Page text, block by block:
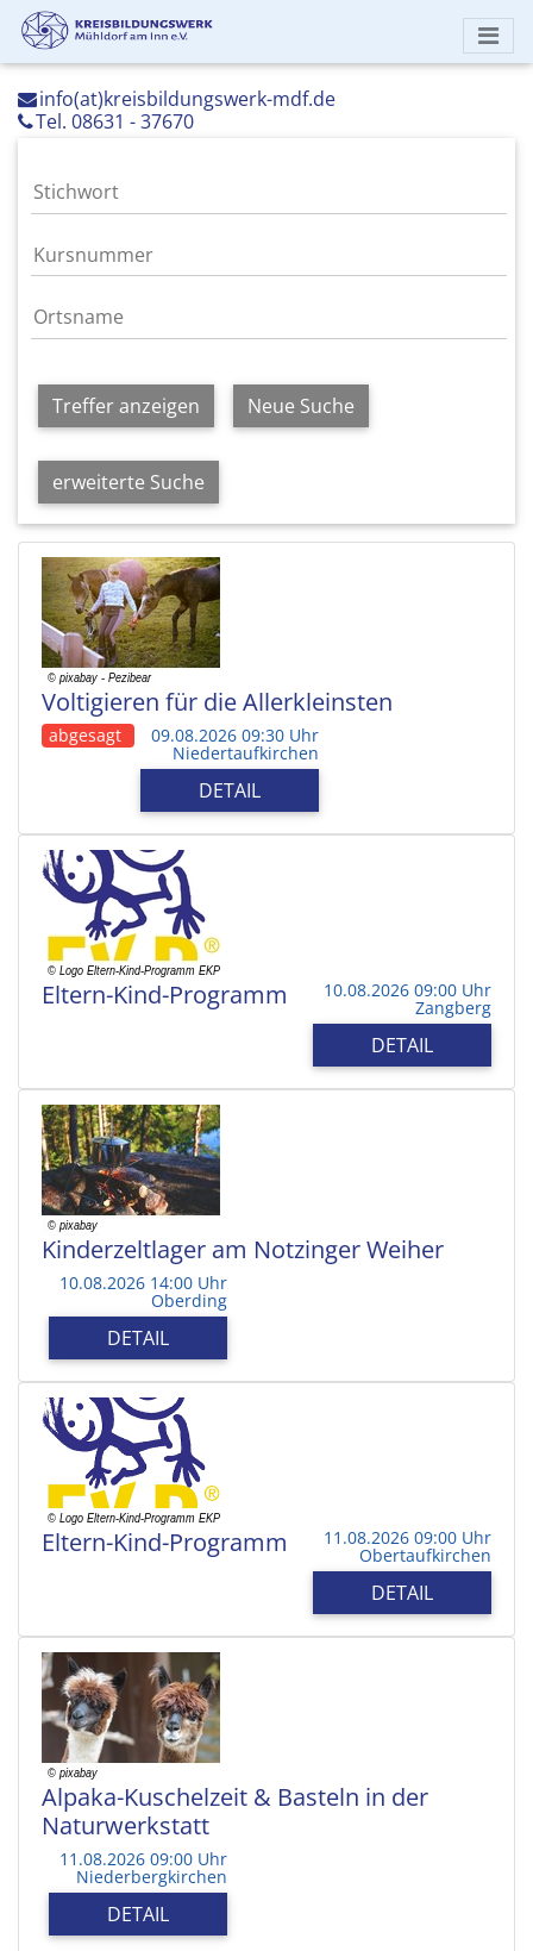
info(at)kreisbildungswerk-mdf.de
Tel. 08631 - 37670
Treffer anzeigen Neue Suche
erweiterte Suche
Voltigieren für die Allerkleinsten
abgesagt 09.08.2026 09:30 Uhr
Niedertaufkirchen
DETAIL
Eltern-Kind-Programm 10.08.2026 09:00 Uhr
Zangberg
DETAIL
Kinderzeltlager am Notzinger Weiher
10.08.2026 14:00 Uhr
Oberding
DETAIL
Eltern-Kind-Programm 11.08.2026 09:00 Uhr
Obertaufkirchen
DETAIL
Alpaka-Kuschelzeit & Basteln in der
Naturwerkstatt
11.08.2026 09:00 Uhr
Niederbergkirchen
DETAIL